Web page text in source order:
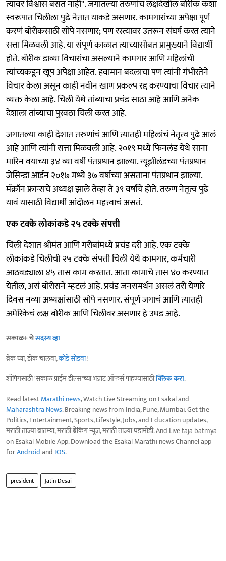
त्यावर विश्वास बसत नाही''. जगातल्या तरुणांच लक्षदेखील बोरीक कशा
स्वरूपात चिलीला पुढे नेतात याकडे असणार. कामगारांच्या अपेक्षा पूर्ण
करणं बोरीकसाठी सोपे नसणार; पण रस्त्यावर उतरून संघर्ष करत त्याने
सत्ता मिळवली आहे. या संपूर्ण काळात त्याच्यासोबत प्रामुख्याने विद्यार्थी
होते. बोरीक डाव्या विचारांचा असल्याने कामगार आणि महिलांची
त्यांच्यकडून खूप अपेक्षा आहेत. हवामान बदलाचा पण त्यांनी गंभीरतेने
विचार केला असून काही नवीन खाण प्रकल्प रद्द करण्याचा विचार त्याने
व्यक्त केला आहे. चिली येथे तांब्याचा प्रचंड साठा आहे आणि अनेक
देशाला तांब्याचा पुरवठा चिली करत आहे.
जगातल्या काही देशात तरुणांचं आणि त्यातही महिलांचं नेतृत्व पुढे आलं
आहे आणि त्यांनी सत्ता मिळवली आहे. २०१९ मध्ये फिनलंड येथे साना
मारिन वयाच्या ३४ व्या वर्षी पंतप्रधान झाल्या. न्यूझीलंडच्या पंतप्रधान
जेसिन्डा आर्डन २०१७ मध्ये ३७ वर्षाच्या असताना पंतप्रधान झाल्या.
मॅक्रॉन फ्रान्सचे अध्यक्ष झाले तेव्हा ते ३९ वर्षांचे होते. तरुण नेतृत्व पुढे
यावं यासाठी विद्यार्थी आंदोलन महत्त्वाचं असतं.
एक टक्के लोकांकडे २५ टक्के संपत्ती
चिली देशात श्रीमंत आणि गरीबांमध्ये प्रचंड दरी आहे. एक टक्के
लोकांकडे चिलीची २५ टक्के संपत्ती चिली येथे कामगार, कर्मचारी
आठवड्याला ४५ तास काम करतात. आता कामाचे तास ४० करण्यात
येतील, असं बोरीसने म्हटलं आहे. प्रचंड जनसमर्थन असलं तरी येणारे
दिवस नव्या अध्यक्षांसाठी सोपे नसणार. संपूर्ण जगाचं आणि त्यातही
अमेरिकेचं लक्ष बोरीक आणि चिलीवर असणार हे उघड आहे.
सकाळ+ चेसदस्य व्हा
ब्रेक घ्या, डोकं चालवा,कोडे सोडवा!
शॉपिंगसाठी 'सकाळ प्राईम डील्स'च्या भन्नाट ऑफर्स पाहण्यासाठीक्लिक करा.
Read latestMarathi news, Watch Live Streaming on Esakal and
Maharashtra News. Breaking news from India, Pune, Mumbai. Get the
Politics, Entertainment, Sports, Lifestyle, Jobs, and Education updates,
मराठी ताज्या बातम्या, मराठी ब्रेकिंग न्यूज, मराठी ताज्या घडामोडी. And Live taja batmya
on Esakal Mobile App. Download the Esakal Marathi news Channel app
forAndroidand IOS.
president Jatin Desai